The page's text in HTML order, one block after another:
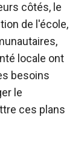
côtés, le
de l'école,
locale ont
besoins
le
ces plans